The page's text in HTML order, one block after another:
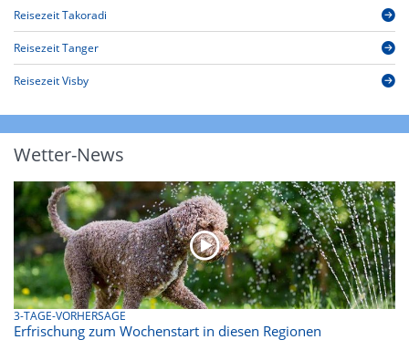
Reisezeit Takoradi
Reisezeit Tanger
Reisezeit Visby
Wetter-News
3-TAGE-VORHERSAGE
Erfrischung zum Wochenstart in diesen Regionen